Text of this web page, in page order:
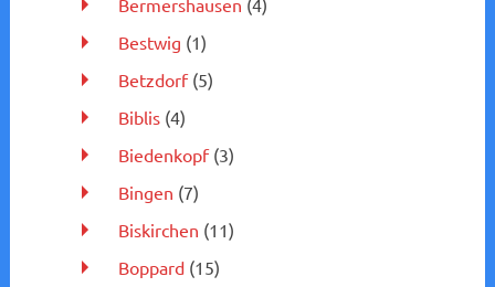
Bermershausen (4)
Bestwig (1)
Betzdorf(5)
Biblis(4)
Biedenkopf(3)
Bingen (7)
Biskirchen (11)
Boppard(15)